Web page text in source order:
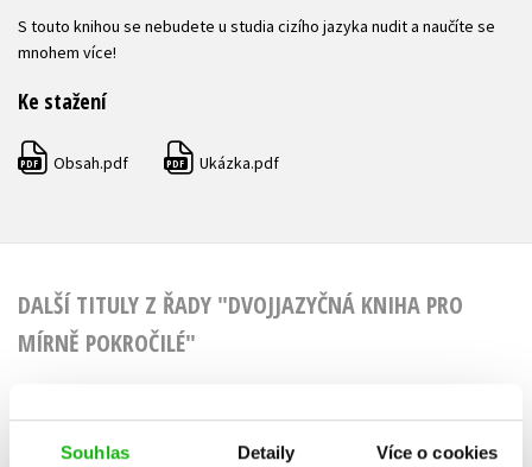
Souhlas Detaily Více o cookies
S touto knihou se nebudete u studia cizího jazyka nudit a naučíte se
mnohem více!
Ke stažení
PDF Obsah.pdf PDF Ukázka.pdf
DALŠÍ TITULY Z ŘADY "DVOJJAZYČNÁ KNIHA PRO
MÍRNĚ POKROČILÉ"